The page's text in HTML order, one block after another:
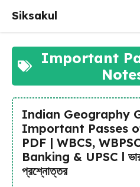
content
Siksakul
Important
Indian Geography
Important Passes
PDF | WBCS,
Banking & UPSC l
প্রশ্নোত্তর